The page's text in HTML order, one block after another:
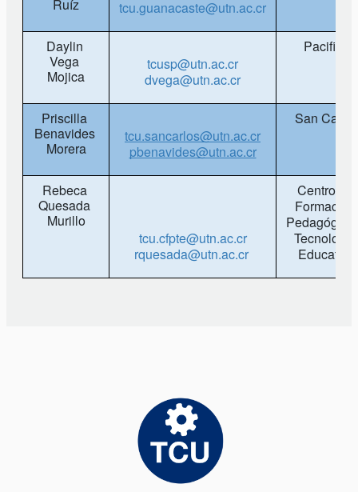
Ruíz
tcu.guanacaste@utn.ac.cr
Daylin
Vega
Mojica
tcusp@utn.ac.cr
dvega@utn.ac.cr
Pacifico
Priscilla
Benavides
Morera
tcu.sancarlos@utn.ac.cr
pbenavides@utn.ac.cr
San Carlos
Rebeca
Quesada
Murillo
tcu.cfpte@utn.ac.cr
rquesada@utn.ac.cr
Centro de
Formación
Pedagógica
Tecnología
Educativa